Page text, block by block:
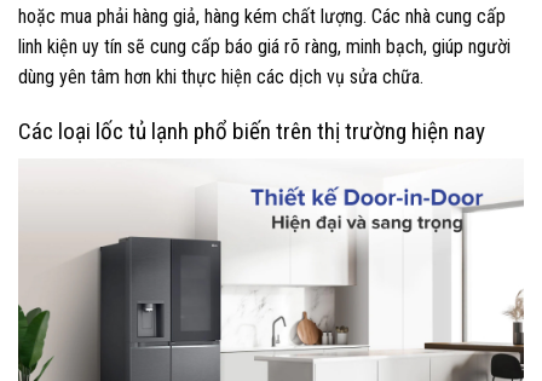
hoặc mua phải hàng giả, hàng kém chất lượng. Các nhà cung cấp
linh kiện uy tín sẽ cung cấp báo giá rõ ràng, minh bạch, giúp người
dùng yên tâm hơn khi thực hiện các dịch vụ sửa chữa.
Các loại lốc tủ lạnh phổ biến trên thị trường hiện nay